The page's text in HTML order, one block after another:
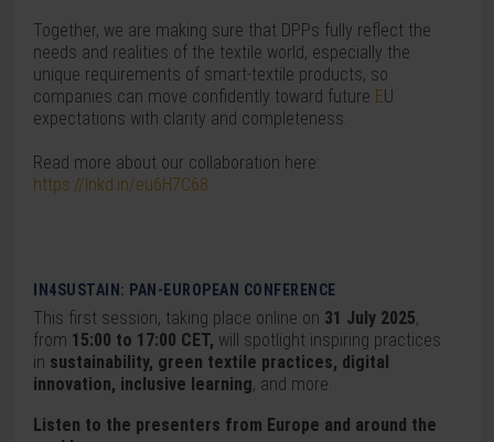
Together, we are making sure that DPPs fully reflect the
needs and realities of the textile world, especially the
unique requirements of smart-textile products, so
companies can move confidently toward future EU
expectations with clarity and completeness.
Read more about our collaboration here:
https://lnkd.in/eu6H7C68
IN4SUSTAIN: PAN-EUROPEAN CONFERENCE
This first session, taking place online on 31 July 2025,
from 15:00 to 17:00 CET, will spotlight inspiring practices
in sustainability, green textile practices, digital
innovation, inclusive learning, and more.
Listen to the presenters from Europe and around the